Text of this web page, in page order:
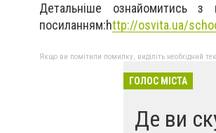
Детальніше ознайомитись
посиланням:http://osvita.ua/
Якщо ви помітили помилку, виділіть необхідний
ГОЛОС МІСТА
Де ви